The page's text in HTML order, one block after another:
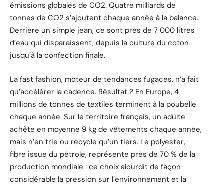
émissions globales de CO2. Quatre milliards de
tonnes de CO2 s’ajoutent chaque année à la balance.
Derrière un simple jean, ce sont près de 7 000 litres
d’eau qui disparaissent, depuis la culture du coton
jusqu’à la confection finale.
La fast fashion, moteur de tendances fugaces, n’a fait
qu’accélérer la cadence. Résultat ? En Europe, 4
millions de tonnes de textiles terminent à la poubelle
chaque année. Sur le territoire français, un adulte
achète en moyenne 9 kg de vêtements chaque année,
mais n’en trie ou recycle qu’un tiers. Le polyester,
fibre issue du pétrole, représente près de 70 % de la
production mondiale : ce choix alourdit de façon
considérable la pression sur l’environnement et la